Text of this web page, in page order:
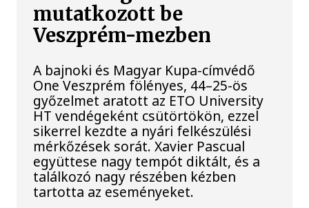
mutatkozott be
Veszprém-mezben
A bajnoki és Magyar Kupa-címvédő
One Veszprém fölényes, 44–25-ös
győzelmet aratott az ETO University
HT vendégeként csütörtökön, ezzel
sikerrel kezdte a nyári felkészülési
mérkőzések sorát. Xavier Pascual
együttese nagy tempót diktált, és a
találkozó nagy részében kézben
tartotta az eseményeket.